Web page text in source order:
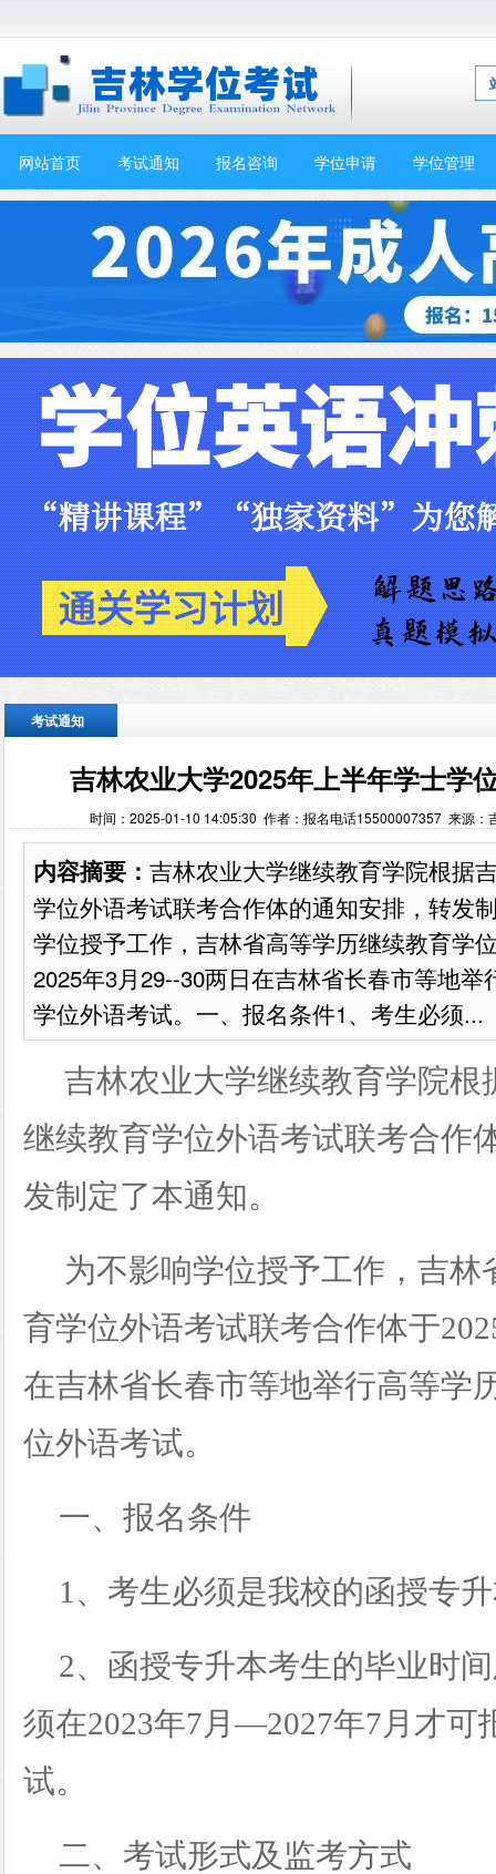
网站首页 考试通知 报名咨询 学位申请 学位管理
考试通知
吉林农业大学2025年上半年学士学
时间：2025-01-10 14:05:30 作者：报名电话15500007357 来源：
内容摘要： 吉林农业大学继续教育学院根据
学位外语考试联考合作体的通知安排，转发
学位授予工作，吉林省高等学历继续教育学
2025年3月29--30两日在吉林省长春市等地
学位外语考试。一、报名条件1、考生必须...
吉林农业大学继续教育学院根
继续教育学位外语考试联考合作
发制定了本通知。
为不影响学位授予工作，吉林
育学位外语考试联考合作体于
在吉林省长春市等地举行高等学
位外语考试。
一、报名条件
1、考生必须是我校的函授专
2、函授专升本考生的毕业时
须在2023年7月—2027年7月才可
试。
二、考试形式及监考方式